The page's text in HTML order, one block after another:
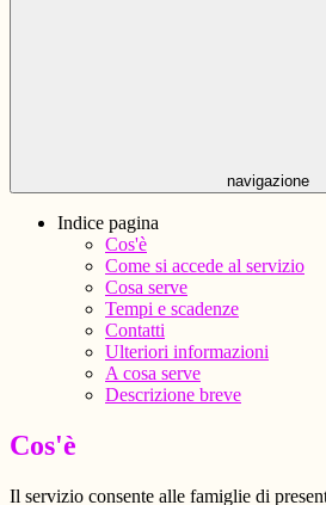
navigazione
Indice pagina
Cos'è
Come si accede al servizio
Cosa serve
Tempi e scadenze
Contatti
Ulteriori informazioni
A cosa serve
Descrizione breve
Cos'è
Il servizio consente alle famiglie di